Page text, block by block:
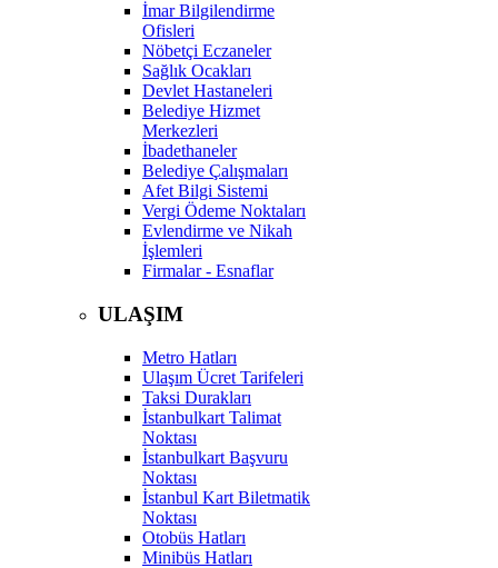
İmar Bilgilendirme
Ofisleri
Nöbetçi Eczaneler
Sağlık Ocakları
Devlet Hastaneleri
Belediye Hizmet
Merkezleri
İbadethaneler
Belediye Çalışmaları
Afet Bilgi Sistemi
Vergi Ödeme Noktaları
Evlendirme ve Nikah
İşlemleri
Firmalar - Esnaflar
ULAŞIM
Metro Hatları
Ulaşım Ücret Tarifeleri
Taksi Durakları
İstanbulkart Talimat
Noktası
İstanbulkart Başvuru
Noktası
İstanbul Kart Biletmatik
Noktası
Otobüs Hatları
Minibüs Hatları